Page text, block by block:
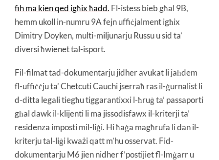
fih ma kien qed igħix ħadd. Fl-istess bieb għal 9B,
hemm ukoll in-numru 9A fejn uffiċjalment igħix
Dimitry Doyken, multi-miljunarju Russu u sid ta’
diversi ħwienet tal-isport.
Fil-filmat tad-dokumentarju jidher avukat li jaħdem
fl-uffiċċju ta’ Chetcuti Cauchi jserraħ ras il-ġurnalist li
d-ditta legali tiegħu tiggarantixxi l-ħruġ ta’ passaporti
għal dawk il-klijenti li ma jissodisfawx il-kriterji ta’
residenza imposti mil-liġi. Hi ħaġa magħrufa li dan il-
kriterju tal-liġi kważi qatt m’hu osservat. Fid-
dokumentarju M6 jien nidher f’postijiet fl-Imġarr u